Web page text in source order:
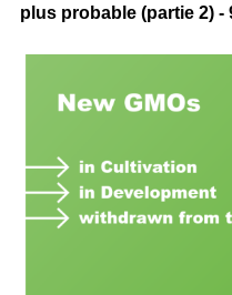
plus probable (partie 2) -